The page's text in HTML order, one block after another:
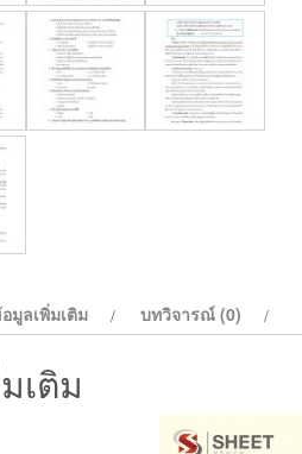
มูลเพิ่มเติม บทวิจารณ์ (0)
เติม